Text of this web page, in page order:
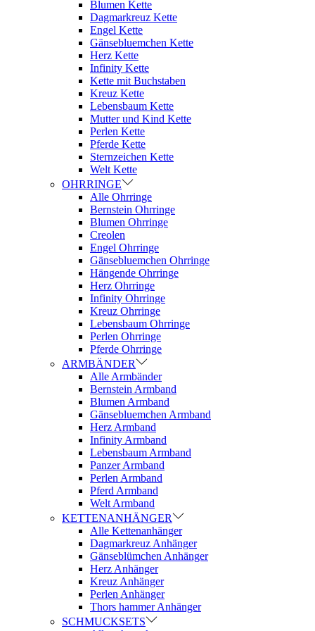
Blumen Kette
Dagmarkreuz Kette
Engel Kette
Gänsebluemchen Kette
Herz Kette
Infinity Kette
Kette mit Buchstaben
Kreuz Kette
Lebensbaum Kette
Mutter und Kind Kette
Perlen Kette
Pferde Kette
Sternzeichen Kette
Welt Kette
OHRRINGE
Alle Ohrringe
Bernstein Ohrringe
Blumen Ohrringe
Creolen
Engel Ohrringe
Gänsebluemchen Ohrringe
Hängende Ohrringe
Herz Ohrringe
Infinity Ohrringe
Kreuz Ohrringe
Lebensbaum Ohrringe
Perlen Ohrringe
Pferde Ohrringe
ARMBÄNDER
Alle Armbänder
Bernstein Armband
Blumen Armband
Gänsebluemchen Armband
Herz Armband
Infinity Armband
Lebensbaum Armband
Panzer Armband
Perlen Armband
Pferd Armband
Welt Armband
KETTENANHÄNGER
Alle Kettenanhänger
Dagmarkreuz Anhänger
Gänseblümchen Anhänger
Herz Anhänger
Kreuz Anhänger
Perlen Anhänger
Thors hammer Anhänger
SCHMUCKSETS